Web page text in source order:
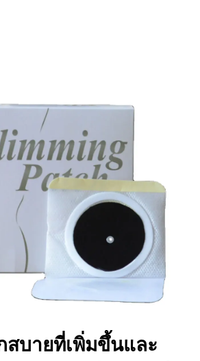
สบายที่เพิ่มขึ้นและ